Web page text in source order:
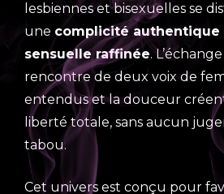
lesbiennes et bisexuelles se
une complicité authentique
sensuelle raffinée.
rencontre de deux voix de
entendus et la douceur
liberté totale, sans aucun
tabou.
Cet univers est conçu pour